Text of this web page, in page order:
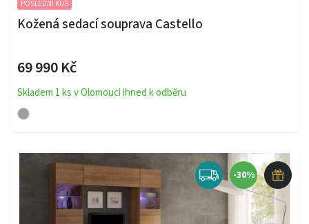
POSLEDNÍ KUS
Kožená sedací souprava Castello
69 990 Kč
Skladem 1 ks v Olomouci ihned k odběru
-30%